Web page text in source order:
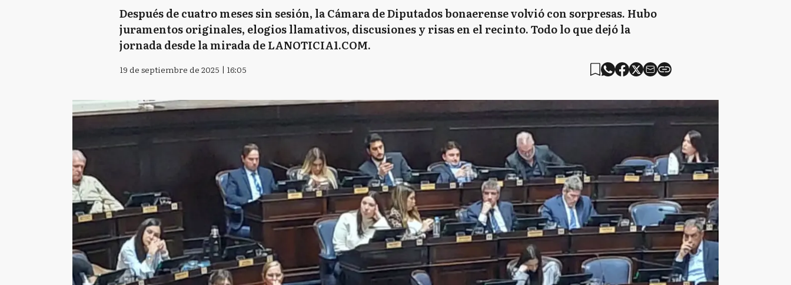
Después de cuatro meses sin sesión, la Cámara de Diputados bonaerense volvió con sorpresas. Hubo
juramentos originales, elogios llamativos, discusiones y risas en el recinto. Todo lo que dejó la
jornada desde la mirada de LANOTICIA1.COM.
19 de septiembre de 2025 | 16:05